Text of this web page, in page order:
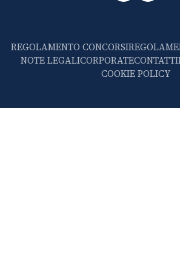
REGOLAMENTO CONCORSI
NOTE LEGALICORPORATECONTATTI
COOKIE POLICY